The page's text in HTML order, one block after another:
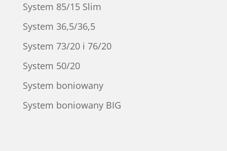
System 85/15 Slim
System 36,5/36,5
System 73/20 i 76/20
System 50/20
System boniowany
System boniowany BIG